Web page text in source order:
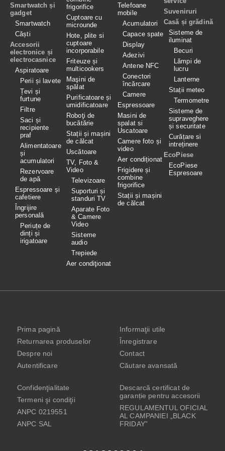
Smartwatch și
gadget
Smartwatch
Căști
Accesorii
electronice și
electrocasnice
Aspiratoare
Perii și lavete
Țevi și
furtune
Filtre
Saci și
recipiente
praf
Alimentatoare
și
acumulatori
Rezervoare
de apă
Espressoare și
cafetiere
Îngrijire
personală
Periuțe de
dinți și
irigatoare
frigorifice
Cuptoare cu
microunde
Hote, plite si
cuptoare
incorporabile
Friteuze și
multicookers
Maşini de
spălat
Purificatoare și
umidificatoare
Roboţi de
bucătărie
Stații și mașini
de călcat
Uscătoare
TV, Foto &
Video
Televizoare
Suporturi și
standuri TV
Aparate Foto
& Camere
Video
Sisteme
audio
Trepiede
Aer condiţionat
Telefoane
mobile
Acumulatori
Capace spate
Display
Adezivi
Antene NFC
Conectori
încărcare
Camere
Espressoare
Masini de
spalat si
Uscatoare
Camere foto și
video
Aer condiționat
Frigidere și
combine
frigorifice
Stații și mașini
de călcat
Suveniruri
Casă și grădină
Sisteme de
iluminat
Becuri
Lămpi de
lucru
Lanterne
Stații meteo
Termometre
Sisteme de
supraveghere
și securitate
Curățare si
intreținere
EcoPiese
EcoPiese
Espresoare
Prima pagină
Returnarea produselor
Despre noi
Autentificare
Informaţii utile
Înregistrare
Contact
Căutare avansată
Confidenţialitate
Termeni şi condiţii
ANPC 0219551
ANPC SAL
Descarcă certificat de
garanție pentru accesorii
REGULAMENTUL OFICIAL
AL CAMPANIEI „BLACK
FRIDAY”